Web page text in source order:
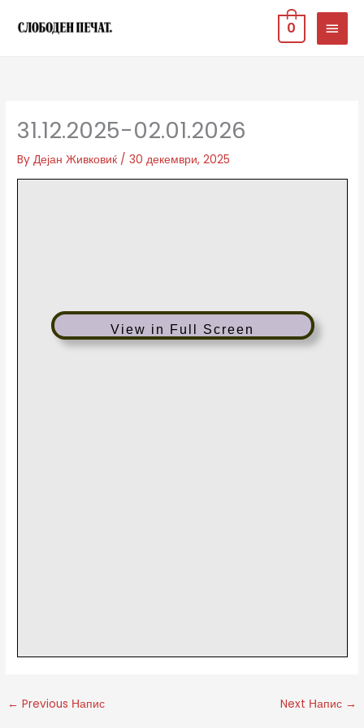
MAIN
0
31.12.2025-02.01.2026
ByДејан Живковиќ /30 декември, 2025
View in Full Screen
← Previous Напис Next Напис →